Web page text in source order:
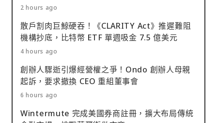
2 hours ago
散戶割肉巨鯨硬吞！《CLARITY Act》推遲難阻
機構抄底，比特幣 ETF 單週吸金 7.5 億美元
4 hours ago
創辦人驟逝引爆經營權之爭！Ondo 創辦人母親
起訴，要求撤換 CEO 重組董事會
6 hours ago
Wintermute 完成美國券商註冊，擴大布局傳統